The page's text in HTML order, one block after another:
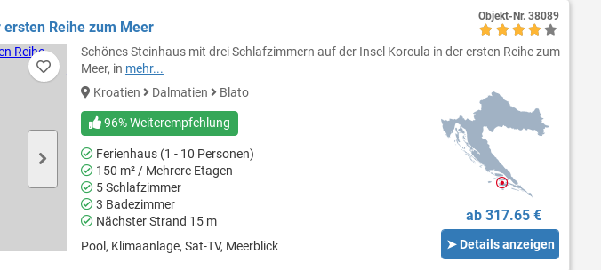
Reihe zum Meer
Schönes Steinhaus mit drei Schlafzimmern auf der Insel Korcula in der ersten Reihe zum
Meer, in mehr...
Kroatien
Dalmatien Blato
96% Weiterempfehlung
Ferienhaus (1 - 10 Personen)
150 m² / Mehrere Etagen
5 Schlafzimmer
3 Badezimmer
Nächster Strand 15 m
Pool, Klimaanlage, Sat-TV, Meerblick
ab 317.65 €
➤ Details anzeigen
Objekt-Nr. 38089